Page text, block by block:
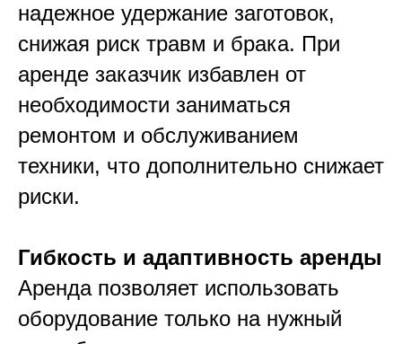
надежное удержание заготовок,
снижая риск травм и брака. При
аренде заказчик избавлен от
необходимости заниматься
ремонтом и обслуживанием
техники, что дополнительно снижает
риски.​
Гибкость и адаптивность аренды
Аренда позволяет использовать
оборудование только на нужный